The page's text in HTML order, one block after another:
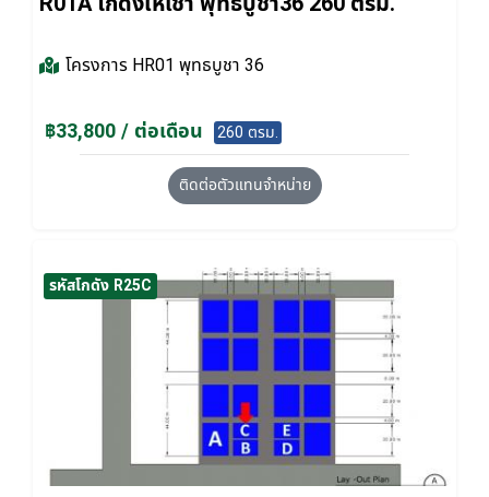
โครงการ HR01 พุทธบูชา 36
฿33,800 / ต่อเดือน 260 ตรม.
ติดต่อตัวแทนจำหน่าย
รหัสโกดัง R25C